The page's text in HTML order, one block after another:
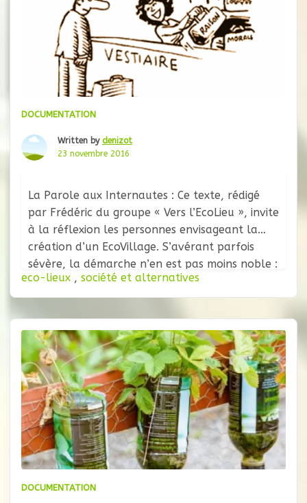
DOCUMENTATION
Written by denizot
23 novembre 2016
La Parole aux Internautes : Ce texte, rédigé
par Frédéric du groupe « Vers l’EcoLieu », invite
à la réflexion les personnes envisageant la
création d’un EcoVillage. S’avérant parfois
sévère, la démarche n’en est pas moins noble :
pousser les porteurs de projet à se poser les
bonnes questions, et à appréhender chaque
point de la vie
eco-lieux , société et alternatives
DOCUMENTATION